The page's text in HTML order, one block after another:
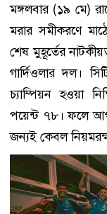
মঙ্গলবার (১৯ মে)
মরার সমীকরণে
শেষ মুহূর্তের
গার্দিওলার দল।
চ্যাম্পিয়ন হওয়া
পয়েন্ট ৭৮। ফলে
জন্যই কেবল